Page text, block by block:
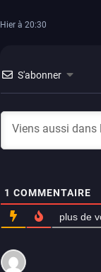
Hier à 20:30
S'abonner
1 COMMENTAIRE
plus de